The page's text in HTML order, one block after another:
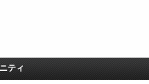
ティ